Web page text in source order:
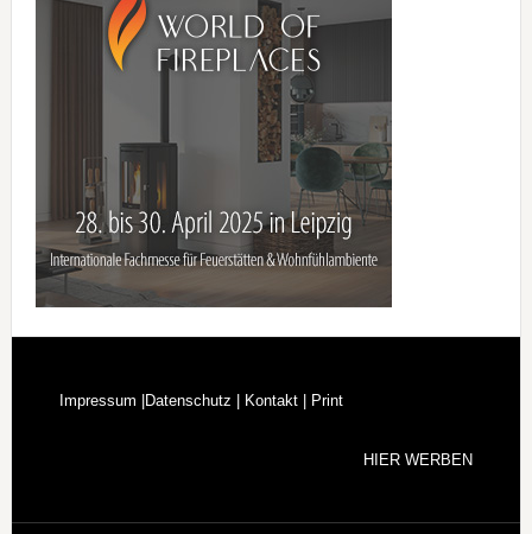
Footer
Impressum | Datenschutz | Kontakt | Print
HIER WERBEN